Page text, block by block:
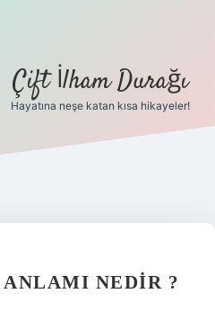
Çift İlham Durağı
Hayatına neşe katan kısa hikayeler!
NEDIR ?